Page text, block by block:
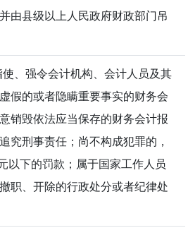
由县级以上人民政府财政部门吊
、强令会计机构、会计人员及其
假的或者隐瞒重要事实的财务会
销毁依法应当保存的财务会计报
究刑事责任；尚不构成犯罪的，
以下的罚款；属于国家工作人员
职、开除的行政处分或者纪律处